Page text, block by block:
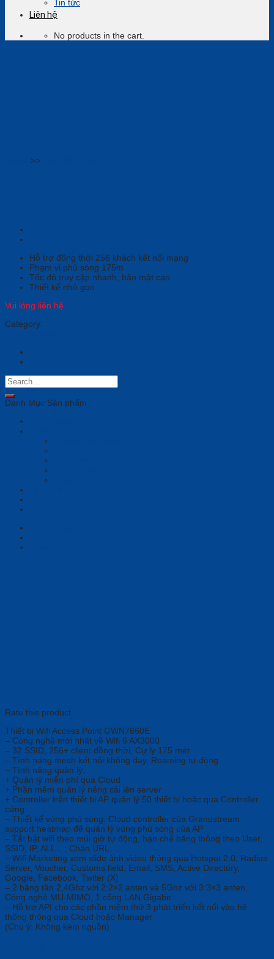
Tin tức
Liên hệ
No products in the cart.
>>
Hỗ trợ đồng thời 256 khách kết nối mạng
Phạm vi phủ sóng 175m
Tốc độ truy cập nhanh, bảo mật cao
Thiết kế nhỏ gọn
Vui lòng liên hệ
Category:
Danh Mục Sản phẩm
Rate this product
Thiết bị Wifi Access Point GWN7660E
– Công nghệ mới nhất về Wifi 6 AX3000
– 32 SSID, 256+ client đồng thời, Cự ly 175 mét
– Tính năng mesh kết nối không dây, Roaming tự động
– Tính năng quản lý:
+ Quản lý miễn phí qua Cloud
+ Phần mềm quản lý riêng cài lên server
+ Controller trên thiết bị AP quản lý 50 thiết bị hoặc qua Controller
cứng
– Thiết kế vùng phủ sóng: Cloud controller của Grandstream
support heatmap để quản lý vùng phủ sóng của AP
– Tắt bật wifi theo múi giờ tự động, hạn chế băng thông theo User,
SSID, IP, ALL…; Chặn URL…
– Wifi Marketing xem slide ảnh video thông qua Hotspot 2.0, Radius
Server, Voucher, Customs field, Email, SMS, Active Directory,
Google, Facebook, Twiter (X)
– 2 băng tần 2,4Ghz với 2:2×2 anten và 5Ghz với 3:3×3 anten,
Công nghệ MU-MIMO, 1 cổng LAN Gigabit
– Hỗ trợ API cho các phần mềm thứ 3 phát triển kết nối vào hệ
thống thông qua Cloud hoặc Manager
(Chú ý: Không kèm nguồn)